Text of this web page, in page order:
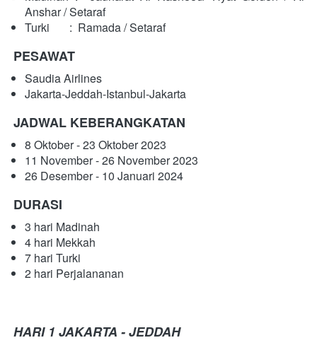
Anshar / Setaraf
Turki       :  Ramada / Setaraf
PESAWAT
Saudia Airlines
Jakarta-Jeddah-Istanbul-Jakarta
JADWAL KEBERANGKATAN
8 Oktober - 23 Oktober 2023
11 November - 26 November 2023
26 Desember - 10 Januari 2024
DURASI
3 hari Madinah
4 hari Mekkah
7 hari Turki
2 hari Perjalananan
HARI 1 JAKARTA - JEDDAH